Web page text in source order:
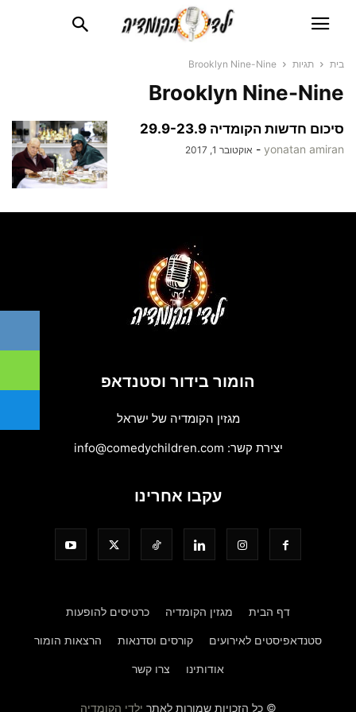
בית תגיות Brooklyn Nine-Nine
Brooklyn Nine-Nine
סיכום חדשות הקומדיה 29.9-23.9
yonatan amiran
- אוקטובר 1, 2017
הומור בידור וסטנדאפ
מגזין הקומדיה של ישראל
יצירת קשר: info@comedychildren.com
עקבו אחרינו
דף הבית מגזין הקומדיה כרטיסים להופעות
סטנדאפיסטים לאירועים קורסים וסדנאות הרצאות הומור
אודותינו צרו קשר
© כל הזכויות שמורות לאתר ילדי הקומדיה